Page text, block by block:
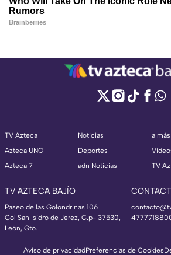
TV Azteca
Azteca UNO
Azteca 7
Noticias
Deportes
adn Noticias
a
TV
TV AZTECA BAJÍO
Paseo de las Golondrinas 106
Col San Isidro de Jerez, C.p- 37530,
León, Gto.
Aviso de privacidadPreferencias de Cookies